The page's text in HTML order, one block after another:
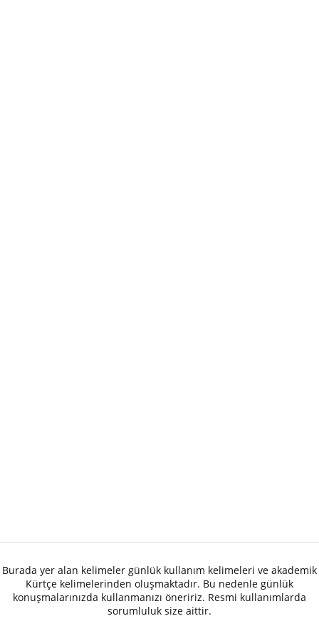
Burada yer alan kelimeler günlük kullanım kelimeleri ve akademik
Kürtçe kelimelerinden oluşmaktadır. Bu nedenle günlük
konuşmalarınızda kullanmanızı öneririz. Resmi kullanımlarda
sorumluluk size aittir.